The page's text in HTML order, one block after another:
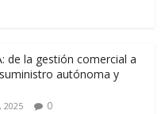
m ti
r
de la gestión comercial a
autónoma y
2025 0